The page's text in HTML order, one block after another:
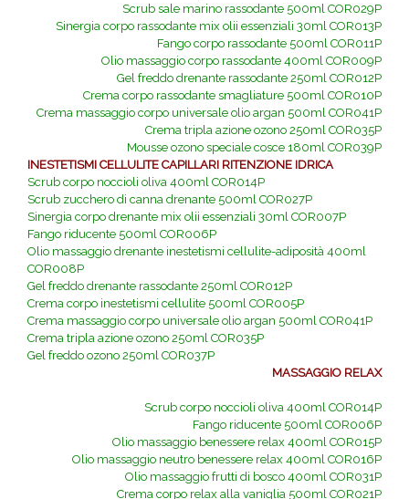
Scrub sale marino rassodante 500ml COR029P
Sinergia corpo rassodante mix olii essenziali 30ml COR013P
Fango corpo rassodante 500ml COR011P
Olio massaggio corpo rassodante 400ml COR009P
Gel freddo drenante rassodante 250ml COR012P
Crema corpo rassodante smagliature 500ml COR010P
Crema massaggio corpo universale olio argan 500ml COR041P
Crema tripla azione ozono 250ml COR035P
Mousse ozono speciale cosce 180ml COR039P
INESTETISMI CELLULITE CAPILLARI RITENZIONE IDRICA
Scrub corpo noccioli oliva 400ml COR014P
Scrub zucchero di canna drenante 500ml COR027P
Sinergia corpo drenante mix olii essenziali 30ml COR007P
Fango riducente 500ml COR006P
Olio massaggio drenante inestetismi cellulite-adiposità 400ml
COR008P
Gel freddo drenante rassodante 250ml COR012P
Crema corpo inestetismi cellulite 500ml COR005P
Crema massaggio corpo universale olio argan 500ml COR041P
Crema tripla azione ozono 250ml COR035P
Gel freddo ozono 250ml COR037P
MASSAGGIO RELAX
Scrub corpo noccioli oliva 400ml COR014P
Fango riducente 500ml COR006P
Olio massaggio benessere relax 400ml COR015P
Olio massaggio neutro benessere relax 400ml COR016P
Olio massaggio frutti di bosco 400ml COR031P
Crema corpo relax alla vaniglia 500ml COR021P